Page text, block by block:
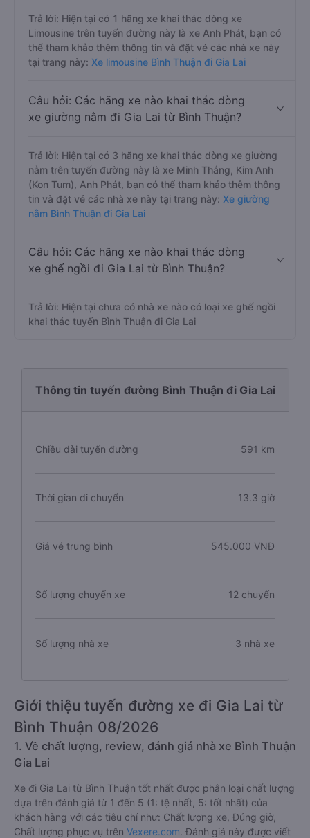
Trả lời: Hiện tại có 1 hãng xe khai thác dòng xe
Limousine trên tuyến đường này là xe Anh Phát, bạn có
thể tham khảo thêm thông tin và đặt vé các nhà xe này
tại trang này: Xe limousine Bình Thuận đi Gia Lai
Câu hỏi: Các hãng xe nào khai thác dòng
xe giường nằm đi Gia Lai từ Bình Thuận?
Trả lời: Hiện tại có 3 hãng xe khai thác dòng xe giường
nằm trên tuyến đường này là xe Minh Thắng, Kim Anh
(Kon Tum), Anh Phát, bạn có thể tham khảo thêm thông
tin và đặt vé các nhà xe này tại trang này: Xe giường
nằm Bình Thuận đi Gia Lai
Câu hỏi: Các hãng xe nào khai thác dòng
xe ghế ngồi đi Gia Lai từ Bình Thuận?
Trả lời: Hiện tại chưa có nhà xe nào có loại xe ghế ngồi
khai thác tuyến Bình Thuận đi Gia Lai
Thông tin tuyến đường Bình Thuận đi Gia Lai
Chiều dài tuyến đường 591 km
Thời gian di chuyển 13.3 giờ
Giá vé trung bình 545.000 VNĐ
Số lượng chuyến xe 12 chuyến
Số lượng nhà xe 3 nhà xe
Giới thiệu tuyến đường xe đi Gia Lai từ
Bình Thuận 08/2026
1. Về chất lượng, review, đánh giá nhà xe Bình Thuận
Gia Lai
Xe đi Gia Lai từ Bình Thuận tốt nhất được phân loại chất lượng
dựa trên đánh giá từ 1 đến 5 (1: tệ nhất, 5: tốt nhất) của
khách hàng với các tiêu chí như: Chất lượng xe, Đúng giờ,
Chất lượng phục vụ trên Vexere.com. Đánh giá này được viết